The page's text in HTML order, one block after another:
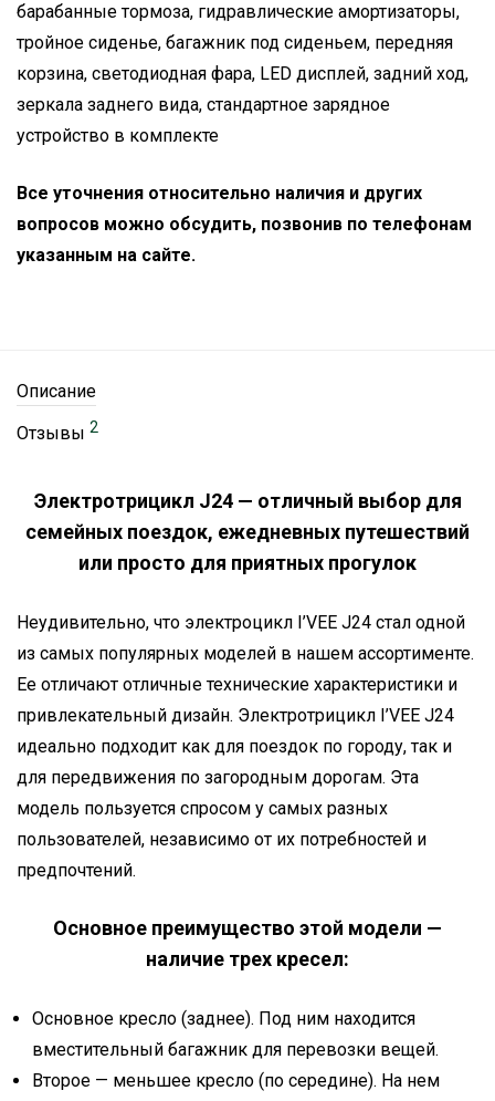
барабанные тормоза, гидравлические амортизаторы,
тройное сиденье, багажник под сиденьем, передняя
корзина, светодиодная фара, LED дисплей, задний ход,
зеркала заднего вида, стандартное зарядное
устройство в комплекте
Все уточнения относительно наличия и других
вопросов можно обсудить, позвонив по телефонам
указанным на сайте.
Описание
Отзывы 2
Электротрицикл J24 — отличный выбор для
семейных поездок, ежедневных путешествий
или просто для приятных прогулок
Неудивительно, что электроцикл I’VEE J24 стал одной
из самых популярных моделей в нашем ассортименте.
Ее отличают отличные технические характеристики и
привлекательный дизайн. Электротрицикл I’VEE J24
идеально подходит как для поездок по городу, так и
для передвижения по загородным дорогам. Эта
модель пользуется спросом у самых разных
пользователей, независимо от их потребностей и
предпочтений.
Основное преимущество этой модели —
наличие трех кресел:
Основное кресло (заднее). Под ним находится
вместительный багажник для перевозки вещей.
Второе — меньшее кресло (по середине). На нем